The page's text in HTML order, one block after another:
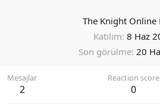
The Knight Online
Katılım 8 Haz
Son görülme 20
Mesajlar
2
Reaction score
0